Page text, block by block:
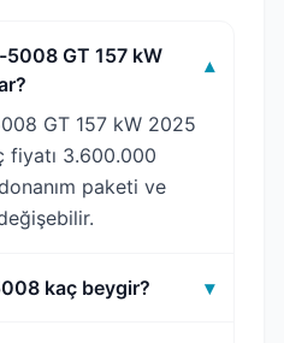
GT 157 kW
▾
GT 157 kW 2025
fiyatı 3.600.000
paketi ve
kaç beygir? ▾